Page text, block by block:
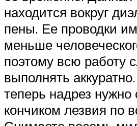
находится вокруг
пены. Ее проводки
меньше
поэтому всю работу
выполнять
теперь надрез нужно
кончиком лезвия по